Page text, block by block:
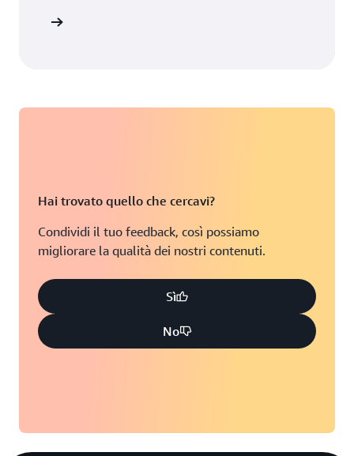
Hai trovato quello che cercavi?
Condividi il tuo feedback, così possiamo
migliorare la qualità dei nostri contenuti.
Sì
No